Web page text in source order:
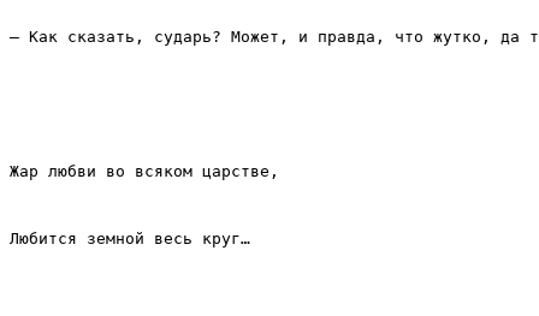
– Как сказать, сударь? Может, и правда, что жутко, да
Жар любви во всяком царстве,
Любится земной весь круг…